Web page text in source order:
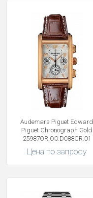
Audemars Piguet Edward
Piguet Chronograph Gold
25987OR.OO.D088CR.01
Цена по запросу